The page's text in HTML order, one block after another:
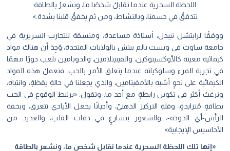
اللحظة السحرية عندما نقابلُ شخصًا ما، ونشعرُ بالطاقة
تتدفقُ في جسمنا، وبالنشاط، ومن ثم يخفقُ قلبنا بشدة.»
ووفقًا لرايتشل نييدل، أستاذة مساعدة، ومنسقة للتجارب السريرية في
جامعة ساوث في ويست بالم بيتش بالولايات المتحدة، وُجِدَ أن هناك مواد
كيمائية معينة كالأوكسيتوكين، والفينيثلامين، والدوبامين تلعب دورًا مهمًا
في تجربة المرء وسلوكياته عندما يتعلق الأمر بالحب. فتعملُ هذه المواد
الكيمائية على نحوٍ أشبه بالأمفيتامين، والذي يجعلنا في حالةِ يقظةٍ، وانتباه،
ونرغبُ أكثر في تكوين رابطةٍ مع أحد ما. وتقول: «يرتبط الوقوع في الحب
بطاقةٍ مُتزايدةٍ، وقلةِ التركيز الذهنيّ، وأحيانًا يجعل الأيادي تتعرق، وبخفة
الرأس-أي الدوخة-، والشعور بتسارعٍ في دقات القلب، والعديد من
الأحاسيس الإيجابية»
«إنها تلك اللحظة السحرية عندما نقابل شخص ما، ونشعر بالطاقة